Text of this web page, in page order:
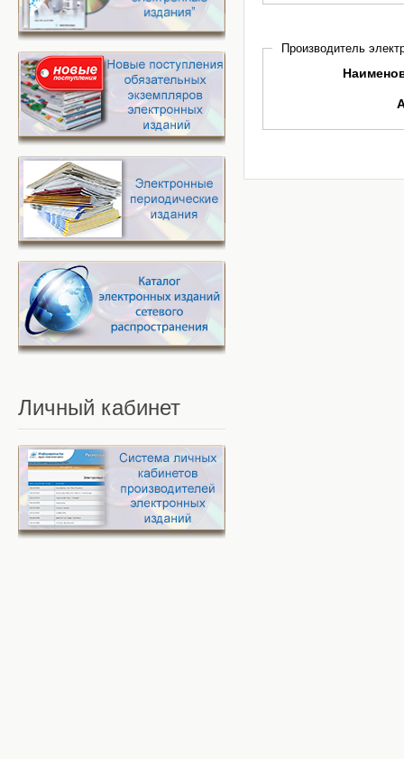
Производитель
Личный кабинет